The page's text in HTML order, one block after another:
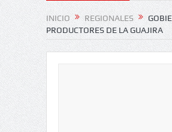
INICIO REGIONALES
PRODUCTORES DE LA GUAJIRA